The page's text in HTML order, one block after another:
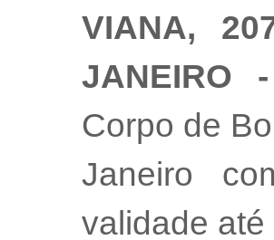
VIANA,
JANEIRO
Corpo de
Janeiro
validade até